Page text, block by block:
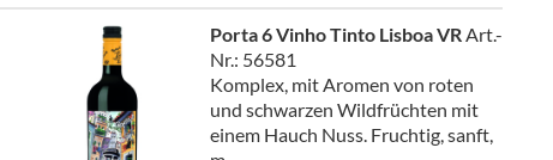
Porta 6 Vinho Tinto Lisboa VRArt.-
Nr.: 56581
Komplex, mit Aromen von roten
und schwarzen Wildfrüchten mit
einem Hauch Nuss. Fruchtig, sanft,